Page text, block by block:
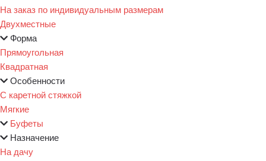
На заказ по индивидуальным размерам
Двухместные
Форма
Прямоугольная
Квадратная
Особенности
С каретной стяжкой
Мягкие
Буфеты
Назначение
На дачу